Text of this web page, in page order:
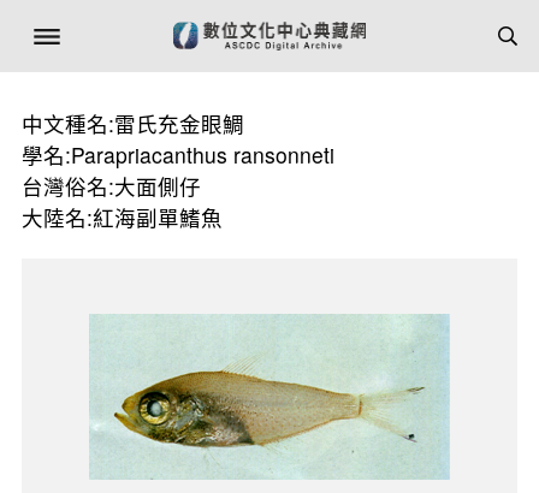
中文種名:雷氏充金眼鯛
學名:Parapriacanthus ransonneti
台灣俗名:大面側仔
大陸名:紅海副單鰭魚